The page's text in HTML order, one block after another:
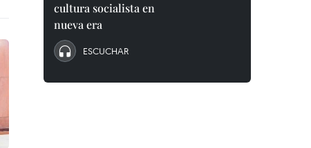
cultura socialista en
nueva era
ESCUCHAR